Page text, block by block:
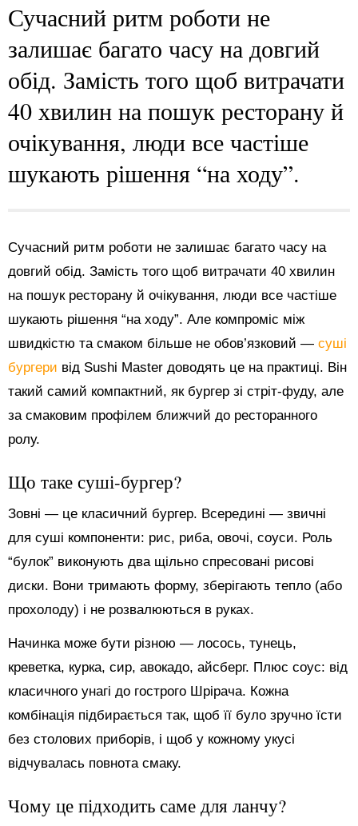
Сучасний ритм роботи не
залишає багато часу на довгий
обід. Замість того щоб витрачати
40 хвилин на пошук ресторану й
очікування, люди все частіше
шукають рішення “на ходу”.
Сучасний ритм роботи не залишає багато часу на
довгий обід. Замість того щоб витрачати 40 хвилин
на пошук ресторану й очікування, люди все частіше
шукають рішення “на ходу”. Але компроміс між
швидкістю та смаком більше не обов’язковий — суші
бургери від Sushi Master доводять це на практиці. Він
такий самий компактний, як бургер зі стріт-фуду, але
за смаковим профілем ближчий до ресторанного
ролу.
Що таке суші-бургер?
Зовні — це класичний бургер. Всередині — звичні
для суші компоненти: рис, риба, овочі, соуси. Роль
“булок” виконують два щільно спресовані рисові
диски. Вони тримають форму, зберігають тепло (або
прохолоду) і не розвалюються в руках.
Начинка може бути різною — лосось, тунець,
креветка, курка, сир, авокадо, айсберг. Плюс соус: від
класичного унагі до гострого Шрірача. Кожна
комбінація підбирається так, щоб її було зручно їсти
без столових приборів, і щоб у кожному укусі
відчувалась повнота смаку.
Чому це підходить саме для ланчу?